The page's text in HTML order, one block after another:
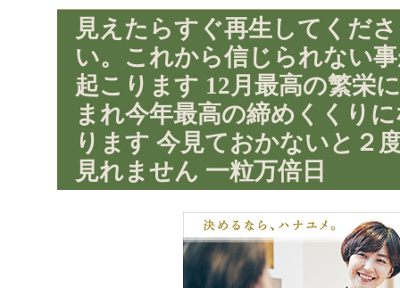
見えたらすぐ再生してくださ
い。これから信じられない
起こります 12月最高の繁栄
まれ今年最高の締めくくり
ります 今見ておかないと２
見れません 一粒万倍日